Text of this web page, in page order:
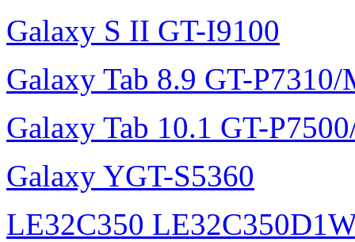
Galaxy S II GT-I9100
Galaxy Tab 8.9 GT-P7310/
Galaxy Tab 10.1 GT-
Galaxy YGT-S5360
LE32C350